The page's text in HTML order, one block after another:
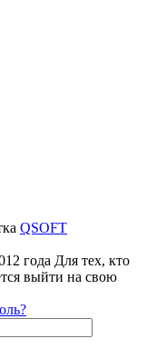
QSOFT
года Для тех, кто
выйти на свою